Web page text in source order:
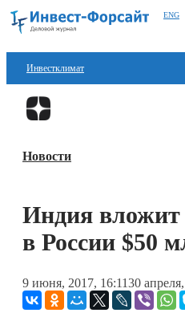
ENG
Инвестклимат
Финансы
Блокчейн
Технологии
Книги
Новости
Индия вложит
в России $50
9 июня, 2017, 16:1130